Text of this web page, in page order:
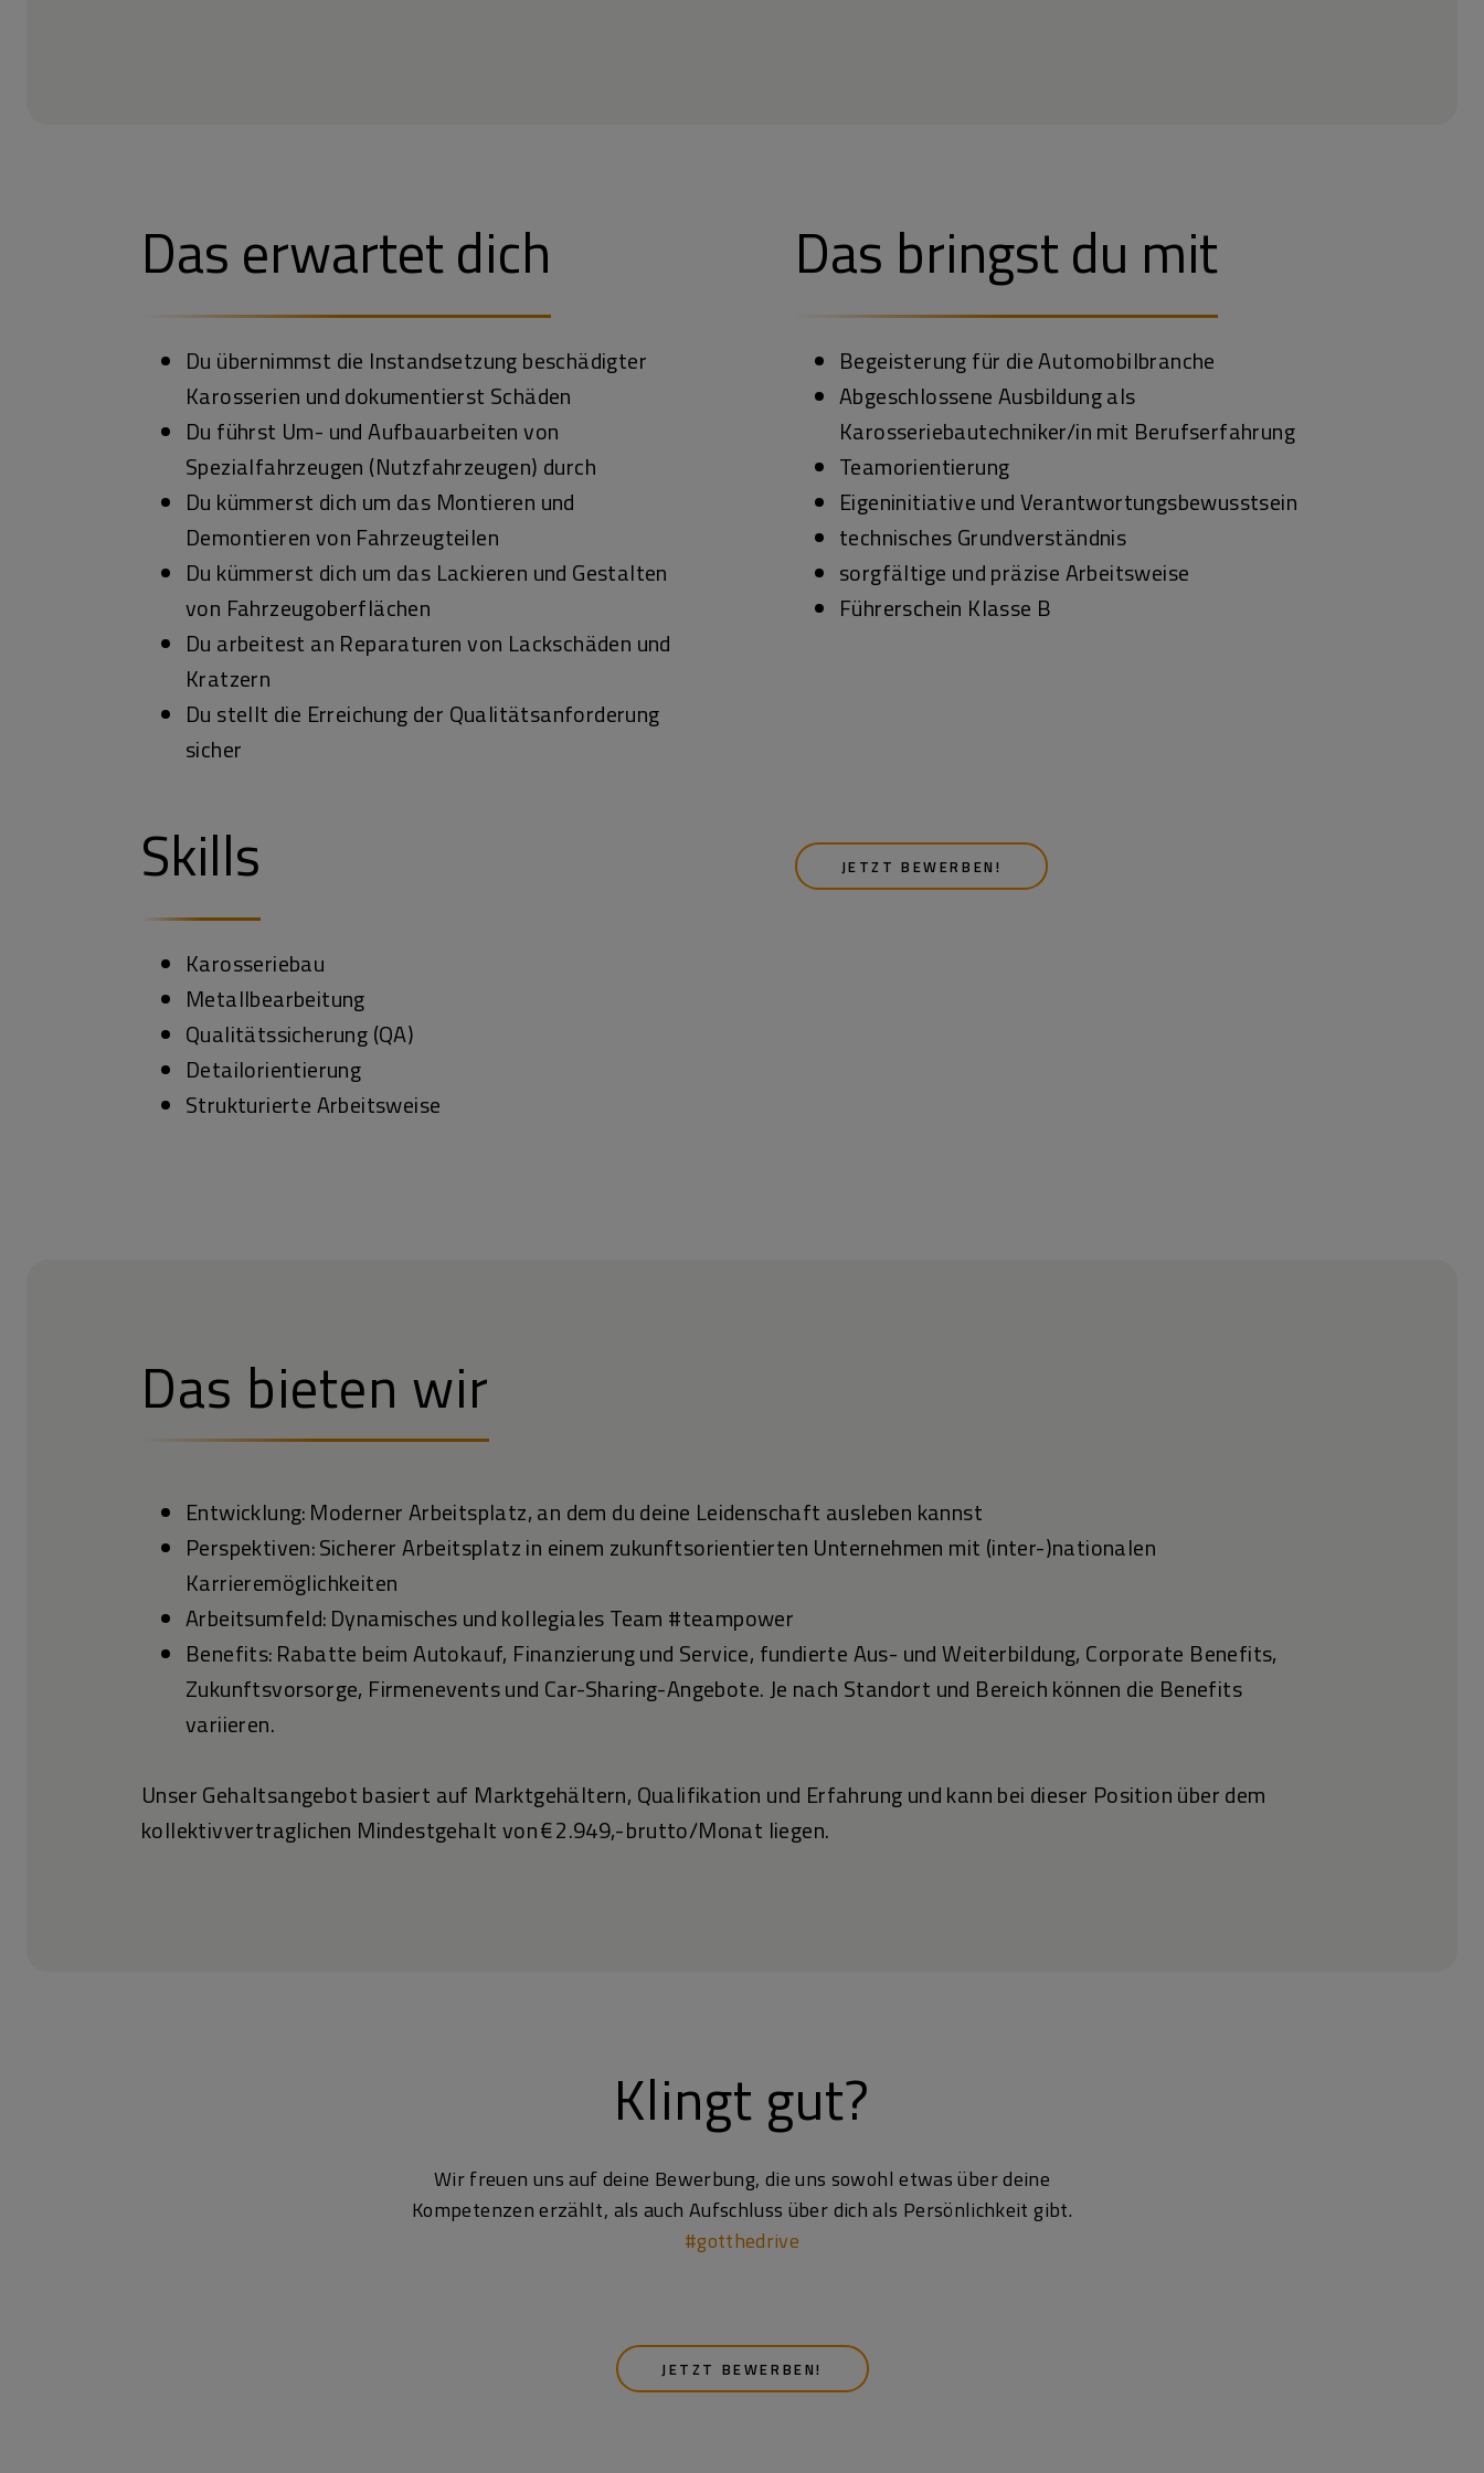
Das erwartet dich
Du übernimmst die Instandsetzung beschädigter
Karosserien und dokumentierst Schäden
Du führst Um- und Aufbauarbeiten von
Spezialfahrzeugen (Nutzfahrzeugen) durch
Du kümmerst dich um das Montieren und
Demontieren von Fahrzeugteilen
Du kümmerst dich um das Lackieren und Gestalten
von Fahrzeugoberflächen
Du arbeitest an Reparaturen von Lackschäden und
Kratzern
Du stellt die Erreichung der Qualitätsanforderung
sicher
Das bringst du mit
Begeisterung für die Automobilbranche
Abgeschlossene Ausbildung als
Karosseriebautechniker/in mit Berufserfahrung
Teamorientierung
Eigeninitiative und Verantwortungsbewusstsein
technisches Grundverständnis
sorgfältige und präzise Arbeitsweise
Führerschein Klasse B
Skills
Karosseriebau
Metallbearbeitung
Qualitätssicherung (QA)
Detailorientierung
Strukturierte Arbeitsweise
JETZT BEWERBEN!
Das bieten wir
Entwicklung: Moderner Arbeitsplatz, an dem du deine Leidenschaft ausleben kannst
Perspektiven: Sicherer Arbeitsplatz in einem zukunftsorientierten Unternehmen mit (inter-)nationalen
Karrieremöglichkeiten
Arbeitsumfeld: Dynamisches und kollegiales Team #teampower
Benefits: Rabatte beim Autokauf, Finanzierung und Service, fundierte Aus- und Weiterbildung, Corporate Benefits,
Zukunftsvorsorge, Firmenevents und Car-Sharing-Angebote. Je nach Standort und Bereich können die Benefits
variieren.
Unser Gehaltsangebot basiert auf Marktgehältern, Qualifikation und Erfahrung und kann bei dieser Position über dem
kollektivvertraglichen Mindestgehalt von € 2.949,- brutto/Monat liegen.
Klingt gut?
Wir freuen uns auf deine Bewerbung, die uns sowohl etwas über deine
Kompetenzen erzählt, als auch Aufschluss über dich als Persönlichkeit gibt.
#gotthedrive
JETZT BEWERBEN!